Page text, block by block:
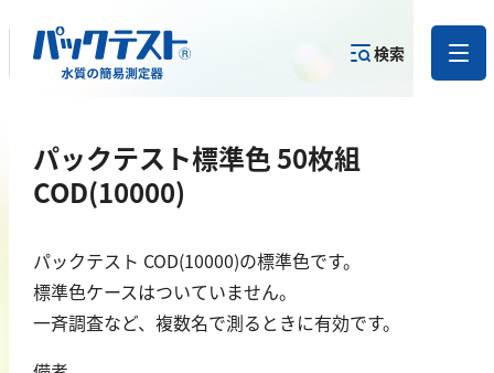
検索
パックテスト標準色 50枚組
COD(10000)
パックテスト COD(10000)の標準色です。
標準色ケースはついていません。
一斉調査など、複数名で測るときに有効です。
ら
製品を探す
目的から
製品を探す
カテゴリー
で探す
亜鉛
アルミニウム